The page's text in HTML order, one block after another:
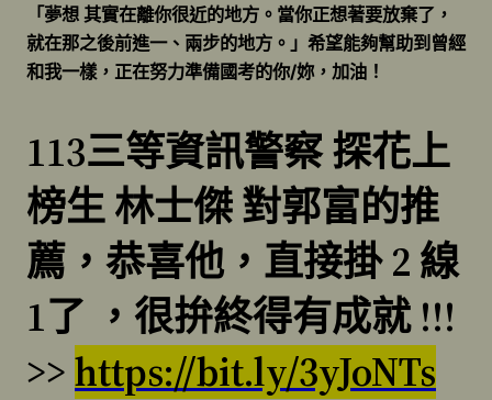
「夢想 其實在離你很近的地方。當你正想著要放棄了，
就在那之後前進一、兩步的地方。」希望能夠幫助到曾經
和我一樣，正在努力準備國考的你/妳，加油！
113三等資訊警察 探花上
榜生 林士傑 對郭富的推
薦，恭喜他，直接掛 2 線
1了 ，很拚終得有成就 !!!
>>https://bit.ly/3yJoNTs